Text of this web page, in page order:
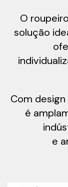
O
solução
Com
é
e